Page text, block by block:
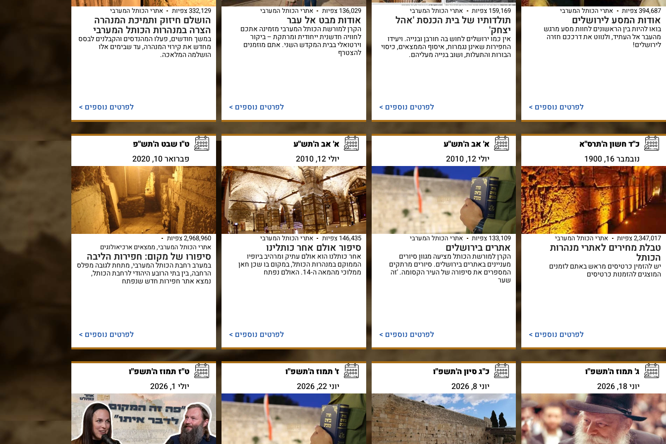
394,687 צפיות אתרי הכותל המערבי
אודות המסע לירושלים
בואו להיות בין הראשונים לחוות מסע מרגש
מהעבר אל העתיד, ולנווט את דרככם חזרה
לירושלים!
לפרטים נוספים >
159,169 צפיות אתרי הכותל המערבי
תולדותיו של בית הכנסת 'אהל
יצחק'
אין כמו ירושלים לחוש בה חורבן ובנייה. ויעידו
החפירות שאינן נגמרות, איסוף הממצאים, כיסוי
הבורות והתעלות, ושוב בנייה מעליהם.
לפרטים נוספים >
136,029 צפיות אתרי הכותל המערבי
אודות מבט אל עבר
הקרן למורשת הכותל המערבי מזמינה אתכם
לחוויה חדשנית ייחודית ומרתקת – ביקור
וירטואלי בבית המקדש השני. אתם מוזמנים
להצטרף
לפרטים נוספים >
332,129 צפיות אתרי הכותל המערבי
הושלם חיזוק ותמיכת המנהרה
הצרה במנהרות הכותל המערבי
במשך חודשים, פעלו המהנדסים והקבלנים לבסס
מחדש את קירוי המנהרה, עד שבימים אלו
הושלמה המלאכה.
לפרטים נוספים >
כ"ד חשון ה'תרס"א
נובמבר 16, 1900
2,347,017 צפיות אתרי הכותל המערבי
טבלת מחירים לאתרי מנהרות
הכותל
יש להזמין כרטיסים מראש באתם לזמנים
המוצגים להזמנות כרטיסים
לפרטים נוספים >
א' אב ה'תש"ע
יולי 12, 2010
133,109 צפיות אתרי הכותל המערבי
אתרים בירושלים
הקרן למורשת הכותל מציעה מגוון סיורים
מעניינים באתרים בירושלים. סיורים מרתקים
המספרים את סיפורה של העיר הקסומה. 'זה
שער
לפרטים נוספים >
א' אב ה'תש"ע
יולי 12, 2010
146,435 צפיות אתרי הכותל המערבי
סיפור אולם אחר כותלינו
אחר כותלנו הוא אולם עתיק ומרהיב ביופיו
הממוקם במנהרות הכותל, במקום בו שכן חאן
ממלוכי מהמאה ה-14. האולם נפתח
לפרטים נוספים >
ט"ו שבט ה'תש"פ
פברואר 10, 2020
2,968,960 צפיות
אתרי הכותל המערבי,ממצאים ארכיאולוגים
סיפורו של מקום: חפירות הליבה
במערב רחבת הכותל המערבי, מתחת לגובה מפלס
הרחבה, בין בתי הרובע היהודי לרחבת הכותל,
נמצא אתר חפירות חדש שנפתח
לפרטים נוספים >
ג' תמוז ה'תשפ"ו
יוני 18, 2026
כ"ג סיון ה'תשפ"ו
יוני 8, 2026
ז' תמוז ה'תשפ"ו
יוני 22, 2026
ט"ז תמוז ה'תשפ"ו
יולי 1, 2026